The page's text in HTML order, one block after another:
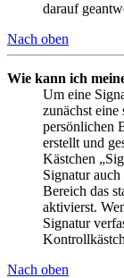
darauf
Nach oben
Wie kann ich
Um eine
zunächst
persönlichen
erstellt und
Kästchen
Signatur
Bereich das
aktivierst.
Signatur
Nach oben